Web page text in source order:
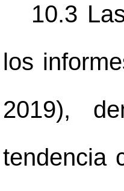
10.3
los
2019),
tendencia